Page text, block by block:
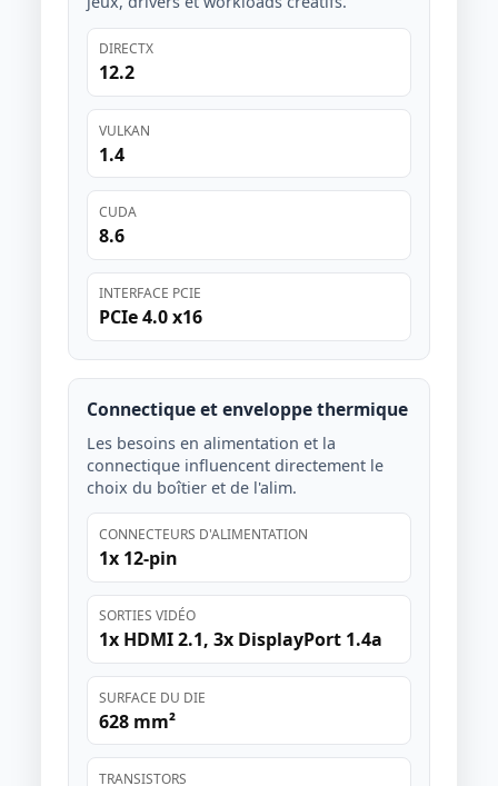
DIRECTX
12.2
VULKAN
1.4
CUDA
8.6
INTERFACE PCIE
PCIe 4.0 x16
Connectique et enveloppe thermique
Les besoins en alimentation et la
connectique influencent directement le
choix du boîtier et de l'alim.
CONNECTEURS D'ALIMENTATION
1x 12-pin
SORTIES VIDÉO
1x HDMI 2.1, 3x DisplayPort 1.4a
SURFACE DU DIE
628 mm²
TRANSISTORS